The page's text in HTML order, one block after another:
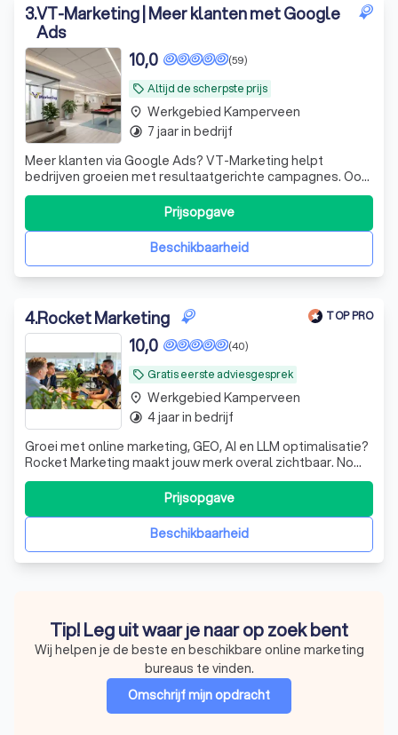
3.VT-Marketing | Meer klanten met Google
Ads
local_offer Altijd de scherpste prijs
(59)
10,0
Meer klanten via Google Ads? VT-Marketing helpt
bedrijven groeien met resultaatgerichte campagnes. Ook
voor websites, SEO en complete online marketing ben je
bij ons aan het juiste adres.
Beschikbaarheid
Prijsopgave
place Werkgebied Kamperveen
timelapse 7 jaar in bedrijf
4.Rocket Marketing TOP PRO
local_offer Gratis eerste adviesgesprek
(40)
10,0
Groei met online marketing, GEO, AI en LLM optimalisatie?
Rocket Marketing maakt jouw merk overal zichtbaar. No
nonsense, strategie op maat. Klaar voor impact?
Beschikbaarheid
Prijsopgave
place Werkgebied Kamperveen
timelapse 4 jaar in bedrijf
Tip! Leg uit waar je naar op zoek bent
Wij helpen je de beste en beschikbare online marketing
bureaus te vinden.
Omschrijf mijn opdracht